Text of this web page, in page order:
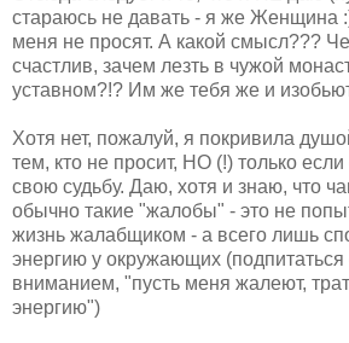
стараюсь не давать - я же Женщина
меня не просят. А какой смысл???
счастлив, зачем лезть в чужой
уставном?!? Им же тебя же и
Хотя нет, пожалуй, я покривила
тем, кто не просит, НО (!) только
свою судьбу. Даю, хотя и знаю, что
обычно такие "жалобы" - это не
жизнь жалабщиком - а всего лишь
энергию у окружающих (подпитаться
вниманием, "пусть меня жалеют,
энергию")